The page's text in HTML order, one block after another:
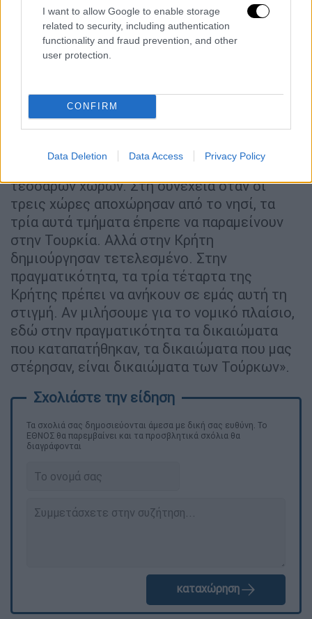
I want to allow Google to enable storage
related to security, including authentication
functionality and fraud prevention, and other
user protection.
CONFIRM
Data Deletion Data Access Privacy Policy
ανήκουν στην Τουρκία.Άνηκε στη Σερβία, το
Μαυροβούνιο, τη Βουλγαρία και στη
Ρουμανία. Με τη Συνθήκη του Λονδίνου, μαζί
με τις Συνθήκες της Κωνσταντινούπολης, Η
Κρήτη μοιράστηκε μεταξύ αυτών των
τεσσάρων χωρών. Στη συνέχεια όταν οι
τρεις χώρες αποχώρησαν από το νησί, τα
τρία αυτά τμήματα έπρεπε να παραμείνουν
στην Τουρκία. Αλλά στην Κρήτη
δημιούργησαν τετελεσμένο. Στην
πραγματικότητα, τα τρία τέταρτα της
Κρήτης πρέπει να ανήκουν σε εμάς αυτή τη
στιγμή. Αν μιλήσουμε για το νομικό πλαίσιο,
εδώ στην πραγματικότητα τα δικαιώματα
που καταπατήθηκαν, τα δικαιώματα που μας
στέρησαν, είναι δικαιώματα των Τούρκων».
Τα σχολιά σας δημοσιεύονται άμεσα με δική σας ευθύνη. Το
ΕΘΝΟΣ θα παρεμβαίνει και τα προσβλητικά σχόλια θα
διαγράφονται
καταχώρηση